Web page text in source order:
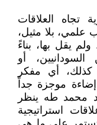
العلاقات
علمي، بلا مثيل،
يقل بها، بناءً
أو
كذلك، أي مفكر
موجزة جداً
محمد طه ينظر
استراتيجية